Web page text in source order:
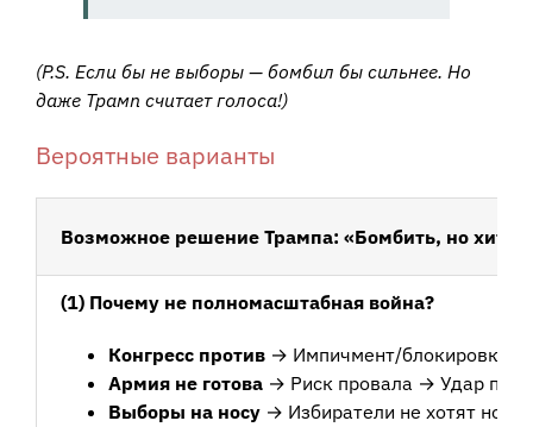
(P.S. Если бы не выборы — бомбил бы сильнее. Но
даже Трамп считает голоса!)
Вероятные варианты
Возможное решение Трампа: «Бомбить, но
(1) Почему не полномасштабная война?
Конгресс против→ Импичмент/блокировка
Армия не готова→ Риск провала → Удар по
Выборы на носу→ Избиратели не хотят